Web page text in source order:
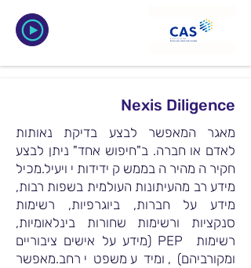
Nexis Diligence
מאגר המאפשר לבצע בדיקת נאותות
לאדם או חברה. ב"חיפוש אחד" ניתן לבצע
חקירה מהירה בממשק ידידותי ויעיל.מכיל
מידע רב מהעיתונות העולמית בשפות רבות,
מידע על חברות, ביוגרפיות, רשימות
סנקציות ורשימות שחורות בינלאומיות,
רשימות PEP (מידע על אישים ציבוריים
ומקורביהם), ומידע משפטי רחב.מאפשר